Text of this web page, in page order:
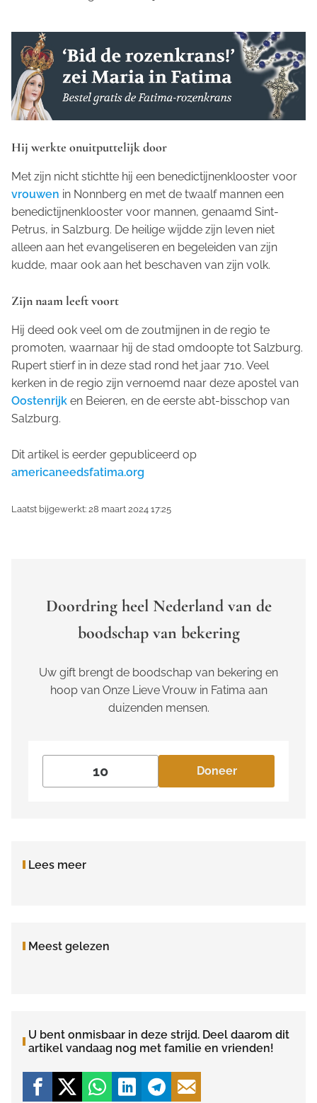
Hij werkte onuitputtelijk door
Met zijn nicht stichtte hij een benedictijnenklooster voor
vrouwen in Nonnberg en met de twaalf mannen een
benedictijnenklooster voor mannen, genaamd Sint-
Petrus, in Salzburg. De heilige wijdde zijn leven niet
alleen aan het evangeliseren en begeleiden van zijn
kudde, maar ook aan het beschaven van zijn volk.
Zijn naam leeft voort
Hij deed ook veel om de zoutmijnen in de regio te
promoten, waarnaar hij de stad omdoopte tot Salzburg.
Rupert stierf in in deze stad rond het jaar 710. Veel
kerken in de regio zijn vernoemd naar deze apostel van
Oostenrijk en Beieren, en de eerste abt-bisschop van
Salzburg.
Dit artikel is eerder gepubliceerd op
americaneedsfatima.org
Laatst bijgewerkt: 28 maart 2024 17:25
Doordring heel Nederland van de
boodschap van bekering
Uw gift brengt de boodschap van bekering en
hoop van Onze Lieve Vrouw in Fatima aan
duizenden mensen.
Doneer
Lees meer
Meest gelezen
U bent onmisbaar in deze strijd. Deel daarom dit
artikel vandaag nog met familie en vrienden!